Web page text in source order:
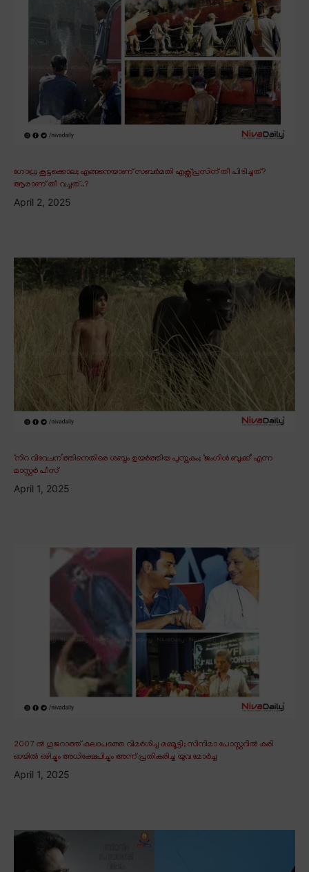
ഗോധ്ര കൂട്ടക്കൊല; എങ്ങനെയാണ് സബർമതി എക്സ്പ്രസിന് തീ പിടിച്ചത്?
ആരാണ് തീ വച്ചത്..?
April 2, 2025
‘നിറ വിവേചന’ത്തിനെതിരെ ശബ്ദം ഉയർത്തിയ പുസ്തകം; ‘ജംഗിൾ ബുക്ക്’ എന്ന
മാസ്റ്റർ പീസ്
April 1, 2025
2007 ൽ ഗുജറാത്ത് കലാപത്തെ വിമർശിച്ച മമ്മൂട്ടി; സിനിമാ പോസ്റ്ററിൽ കരി
ഓയിൽ ഒഴിച്ചും അധിക്ഷേപിച്ചും അന്ന് പ്രതികരിച്ച യുവ മോർച്ച
April 1, 2025